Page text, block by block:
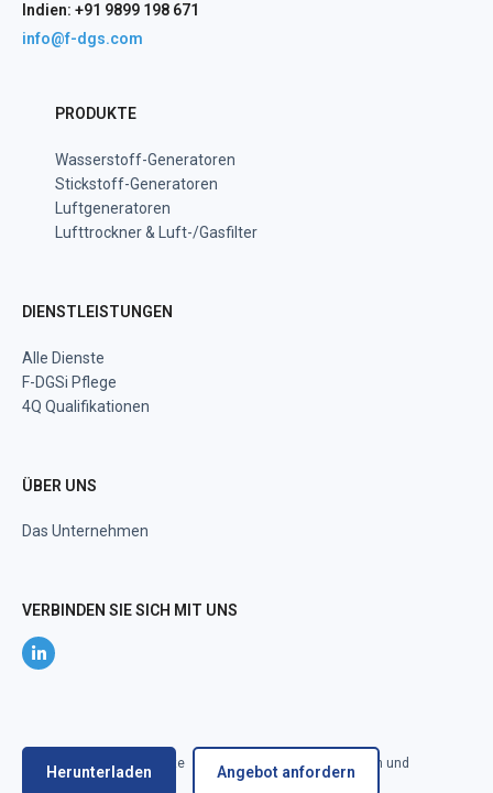
Herunterladen Angebot anfordern
Indien: +91 9899 198 671
info@f-dgs.com
PRODUKTE
Wasserstoff-Generatoren
Stickstoff-Generatoren
Luftgeneratoren
Lufttrockner & Luft-/Gasfilter
DIENSTLEISTUNGEN
Alle Dienste
F-DGSi Pflege
4Q Qualifikationen
ÜBER UNS
Das Unternehmen
VERBINDEN SIE SICH MIT UNS
@ 2022 F-DGSi Alle Rechte
Bedingungen und